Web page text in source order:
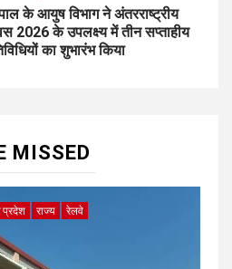
के आयुष विभाग ने अंतरराष्ट्रीय
2026 के उपलक्ष्य में तीन सप्ताहीय
का शुभारंभ किया
MISSED
प्रदेश राज्य रेलवे